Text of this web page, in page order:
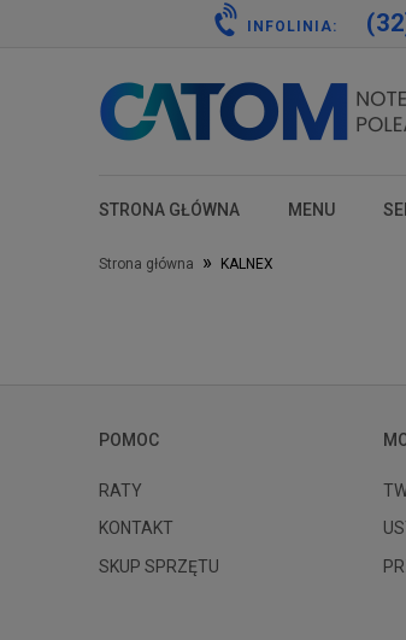
INFOLINIA:
STRONA GŁÓWNA
test
MENU
test
Strona główna » KALNEX
POMOC
RATY
KONTAKT
SKUP SPRZĘTU